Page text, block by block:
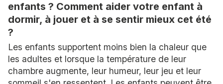
enfants ? Comment aider votre enfant à
dormir, à jouer et à se sentir mieux cet été
?
Les enfants supportent moins bien la chaleur que
les adultes et lorsque la température de leur
chambre augmente, leur humeur, leur jeu et leur